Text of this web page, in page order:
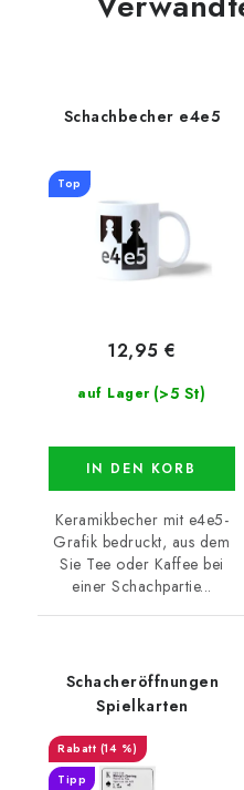
Schachbecher e4e5
Top
auf Lager (>5 St)
12,95 €
IN DEN KORB
Keramikbecher mit e4e5-
Grafik bedruckt, aus dem
Sie Tee oder Kaffee bei
einer Schachpartie...
Schacheröffnungen
Spielkarten
(14 %)
Tipp